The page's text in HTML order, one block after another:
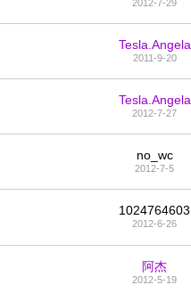
2012-7-29
Tesla.Angela
2011-9-20
Tesla.Angela
2012-7-27
no_wc
2012-7-5
1024764603
2012-6-26
阿杰
2012-5-19